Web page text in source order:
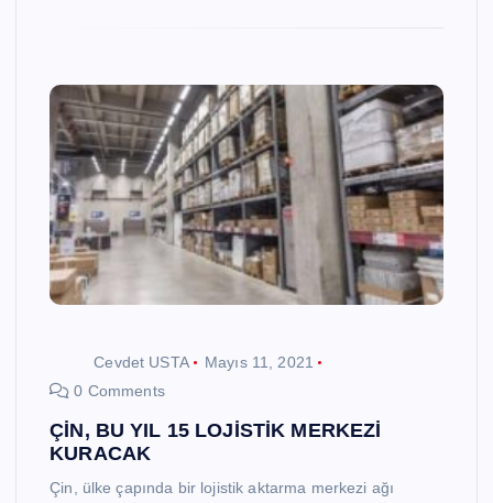
Cevdet USTA
Mayıs 11, 2021
0 Comments
ÇİN, BU YIL 15 LOJİSTİK MERKEZİ
KURACAK
Çin, ülke çapında bir lojistik aktarma merkezi ağı